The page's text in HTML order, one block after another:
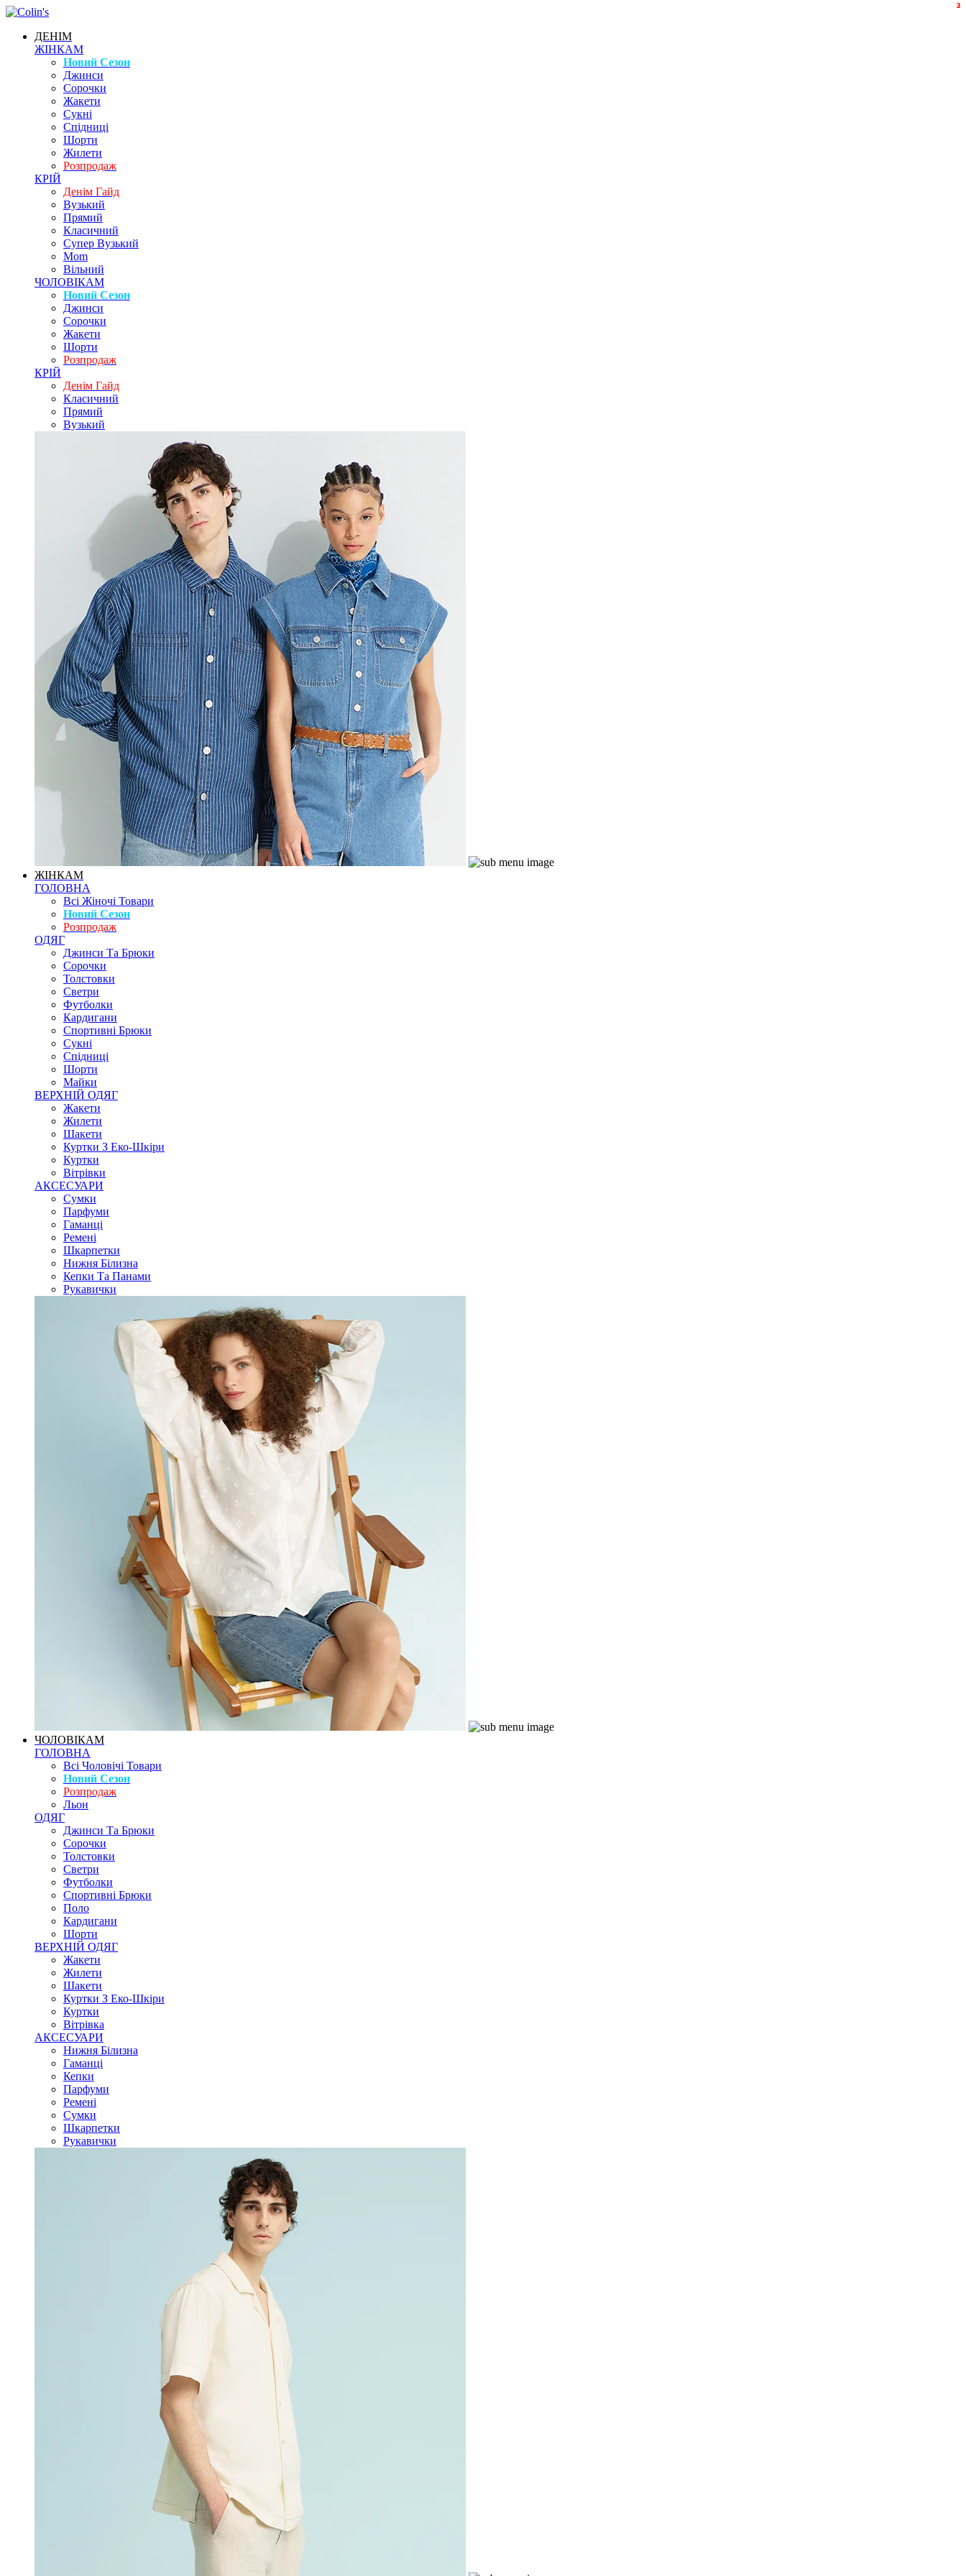
ДЕНІМ
ЖІНКАМ
Новий Сезон
Джинси
Сорочки
Жакети
Сукні
Спідниці
Шорти
Жилети
Розпродаж
КРІЙ
Денім Гайд
Вузький
Прямий
Класичний
Супер Вузький
Mom
Вільний
ЧОЛОВІКАМ
Новий Сезон
Джинси
Сорочки
Жакети
Шорти
Розпродаж
КРІЙ
Денім Гайд
Класичний
Прямий
Вузький
ЖІНКАМ
ГОЛОВНА
Всі Жіночі Товари
Новий Сезон
Розпродаж
ОДЯГ
Джинси Та Брюки
Сорочки
Толстовки
Светри
Футболки
Кардигани
Спортивні Брюки
Сукні
Спідниці
Шорти
Майки
ВЕРХНІЙ ОДЯГ
Жакети
Жилети
Шакети
Куртки З Еко-Шкіри
Куртки
Вітрівки
АКСЕСУАРИ
Сумки
Парфуми
Гаманці
Ремені
Шкарпетки
Нижня Білизна
Кепки Та Панами
Рукавички
ЧОЛОВІКАМ
ГОЛОВНА
Всі Чоловічі Товари
Новий Сезон
Розпродаж
Льон
ОДЯГ
Джинси Та Брюки
Сорочки
Толстовки
Светри
Футболки
Спортивні Брюки
Поло
Кардигани
Шорти
ВЕРХНІЙ ОДЯГ
Жакети
Жилети
Шакети
Куртки З Еко-Шкіри
Куртки
Вітрівка
АКСЕСУАРИ
Нижня Білизна
Гаманці
Кепки
Парфуми
Ремені
Сумки
Шкарпетки
Рукавички
2
3